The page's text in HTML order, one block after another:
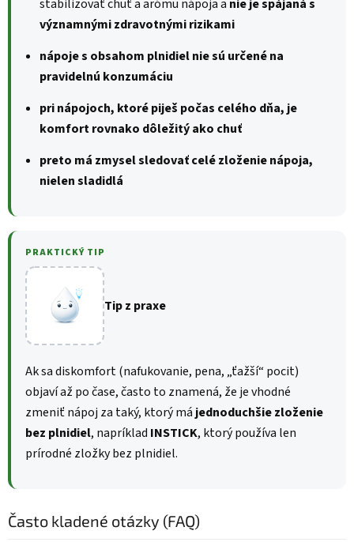
stabilizovať chuť a arómu nápoja a nie je spájaná s
významnými zdravotnými rizikami
nápoje s obsahom plnidiel nie sú určené na
pravidelnú konzumáciu
pri nápojoch, ktoré piješ počas celého dňa, je
komfort rovnako dôležitý ako chuť
preto má zmysel sledovať celé zloženie nápoja,
nielen sladidlá
PRAKTICKÝ TIP
Tip z praxe
Ak sa diskomfort (nafukovanie, pena, „ťažší“ pocit)
objaví až po čase, často to znamená, že je vhodné
zmeniť nápoj za taký, ktorý má jednoduchšie zloženie
bez plnidiel, napríklad INSTICK, ktorý používa len
prírodné zložky bez plnidiel.
Často kladené otázky (FAQ)